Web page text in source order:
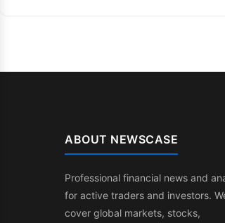
ABOUT NEWSCASE
Professional financial news and
for active traders and investors.
cover global markets, stocks,